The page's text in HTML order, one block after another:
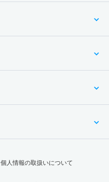
個人情報の取扱いについて